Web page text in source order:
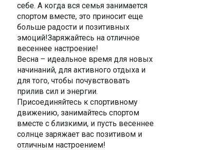
себе. А когда вся семья занимается
спортом вместе, это приносит еще
больше радости и позитивных
эмоций!Заряжайтесь на отличное
весеннее настроение!
Весна – идеальное время для новых
начинаний, для активного отдыха и
для того, чтобы почувствовать
прилив сил и энергии.
Присоединяйтесь к спортивному
движению, занимайтесь спортом
вместе с близкими, и пусть весеннее
солнце заряжает вас позитивом и
отличным настроением!